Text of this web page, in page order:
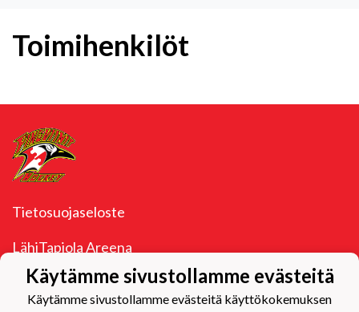
Toimihenkilöt
Tietosuojaseloste
LähiTapiola Areena
33960 Pirkkala
y-tunnus 1096153-4
Käytämme sivustollamme evästeitä
Käytämme sivustollamme evästeitä käyttökokemuksen